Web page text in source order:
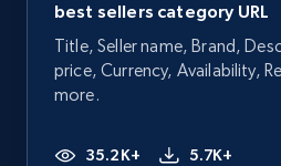
best sellers category URL
Title, Seller name, Brand,
price, Currency, Availability,
more.
35.2K+ 5.7K+